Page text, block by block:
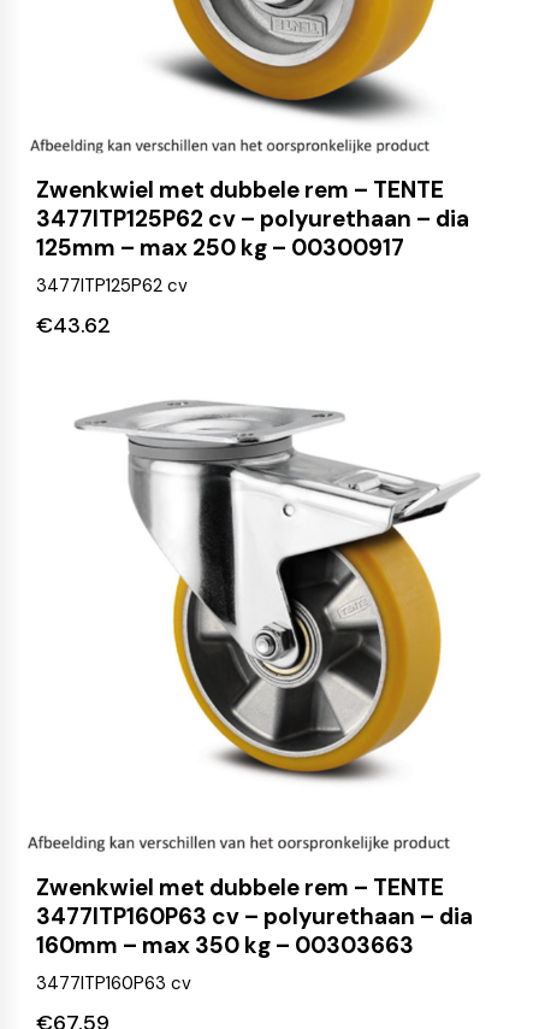
Zwenkwiel met dubbele rem – TENTE
3477ITP125P62 cv – polyurethaan – dia
125mm – max 250 kg – 00300917
3477ITP125P62 cv
€43.62
Zwenkwiel met dubbele rem – TENTE
3477ITP160P63 cv – polyurethaan – dia
160mm – max 350 kg – 00303663
3477ITP160P63 cv
€67.59